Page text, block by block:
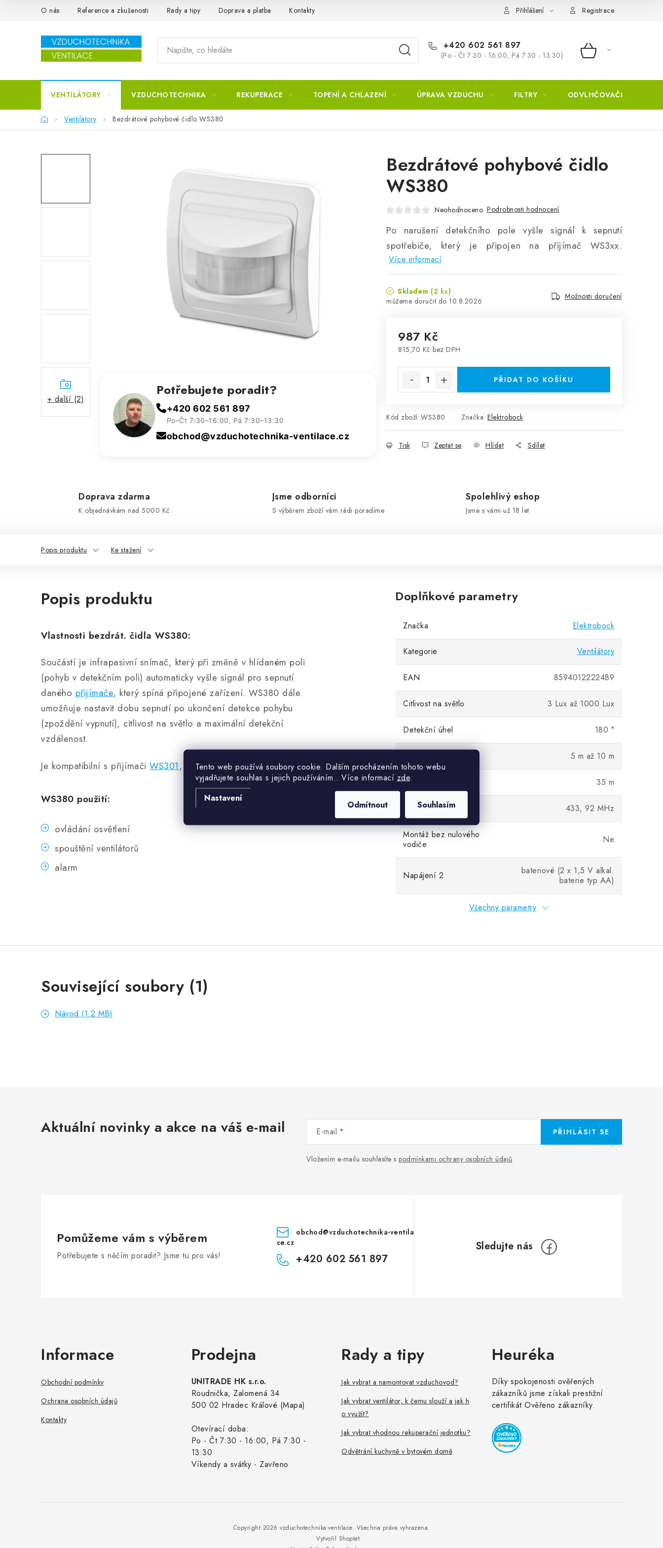
Tento web používá soubory cookie. Dalším procházením tohoto webu
vyjadřujete souhlas s jejich používáním.. Více informací zde.
Nastavení
Odmítnout Souhlasím
Přejít na obsahO nás Reference a zkušenosti Rady a tipy Doprava a platba Kontakty Přihlášení Registrace
+420 602 561 897
(Po - Čt 7:30 - 16:00, Pá 7:30 - 13:30) NÁKUPNÍ
VENTILÁTORY VZDUCHOTECHNIKA REKUPERACE TOPENÍ A CHLAZENÍ ÚPRAVA VZDUCHU FILTRY ODVLHČOVAČE
DomůVentilátory Bezdrátové pohybové čidlo WS380
+ další (2)
Bezdrátové pohybové čidlo
WS380
Neohodnoceno Podrobnosti hodnocení
Po narušení detekčního pole vyšle signál k sepnutí
spotřebiče, který je připojen na přijímač WS3xx.
Více informací
Skladem (2 ks)
10.8.2026
Možnosti doručení
987 Kč
815,70 Kč bez DPH
PŘIDAT DO KOŠÍKU
Kód zboží: WS380 Značka: Elektrobock
Tisk Zeptat se Hlídat Sdílet
Potřebujete poradit?
+420 602 561 897
Po–Čt 7:30–16:00, Pá 7:30–13:30
obchod@vzduchotechnika-ventilace.cz
Doprava zdarma
K objednávkám nad 5000 Kč
Jsme odborníci
S výběrem zboží vám rádi poradíme
Spolehlivý eshop
Jsme s vámi už 18 let
Popis produktu Ke stažení
Popis produktu
Vlastnosti bezdrát. čidla WS380:
Součástí je infrapasivní snímač, který při změně v hlídaném poli
(pohyb v detekčním poli) automaticky vyšle signál pro sepnutí
daného přijímače, který spíná připojené zařízení. WS380 dále
umožňuje nastavit dobu sepnutí po ukončení detekce pohybu
(zpoždění vypnutí), citlivost na světlo a maximální detekční
vzdálenost.
Je kompatibilní s přijímači WS301, WS302 ,WS304-3 230VAC
WS380 použití:
ovládání osvětlení
spouštění ventilátorů
alarm
Doplňkové parametry
Značka Elektrobock
Kategorie Ventilátory
EAN 8594012222489
Citlivost na světlo 3 Lux až 1000 Lux
Detekční úhel 180 °
5 m až 10 m
Dosah v zástavbě 35 m
Frekvence 433, 92 MHz
Montáž bez nulového
vodiče
Ne
Napájení 2
bateriové (2 x 1,5 V alkal.
baterie typ AA)
Všechny parametry
Související soubory (1)
Návod (1.2 MB)
Aktuální novinky a akce na váš e-mail E-mail
Vložením e-mailu souhlasíte s podmínkami ochrany osobních údajů
PŘIHLÁSIT SE
Pomůžeme vám s výběrem
Potřebujete s něčím poradit? Jsme tu pro vás!
obchod@vzduchotechnika-ventila
ce.cz
+420 602 561 897
Informace
Obchodní podmínky
Ochrana osobních údajů
Kontakty
Prodejna
UNITRADE HK s.r.o.
Roudnička, Zalomená 34
500 02 Hradec Králové (Mapa)
Otevírací doba:
Po - Čt 7:30 - 16:00, Pá 7:30 -
13:30
Víkendy a svátky - Zavřeno
Rady a tipy
Jak vybrat a namontovat vzduchovod?
Jak vybrat ventilátor, k čemu slouží a jak h
o využít?
Jak vybrat vhodnou rekuperační jednotku?
Odvětrání kuchyně v bytovém domě
Heuréka
Díky spokojenosti ověřených
zákazníků jsme získali prestižní
certifikát Ověřeno zákazníky.
Vytvořil Shoptet
Copyright 2026 vzduchotechnika-ventilace. Všechna práva vyhrazena.